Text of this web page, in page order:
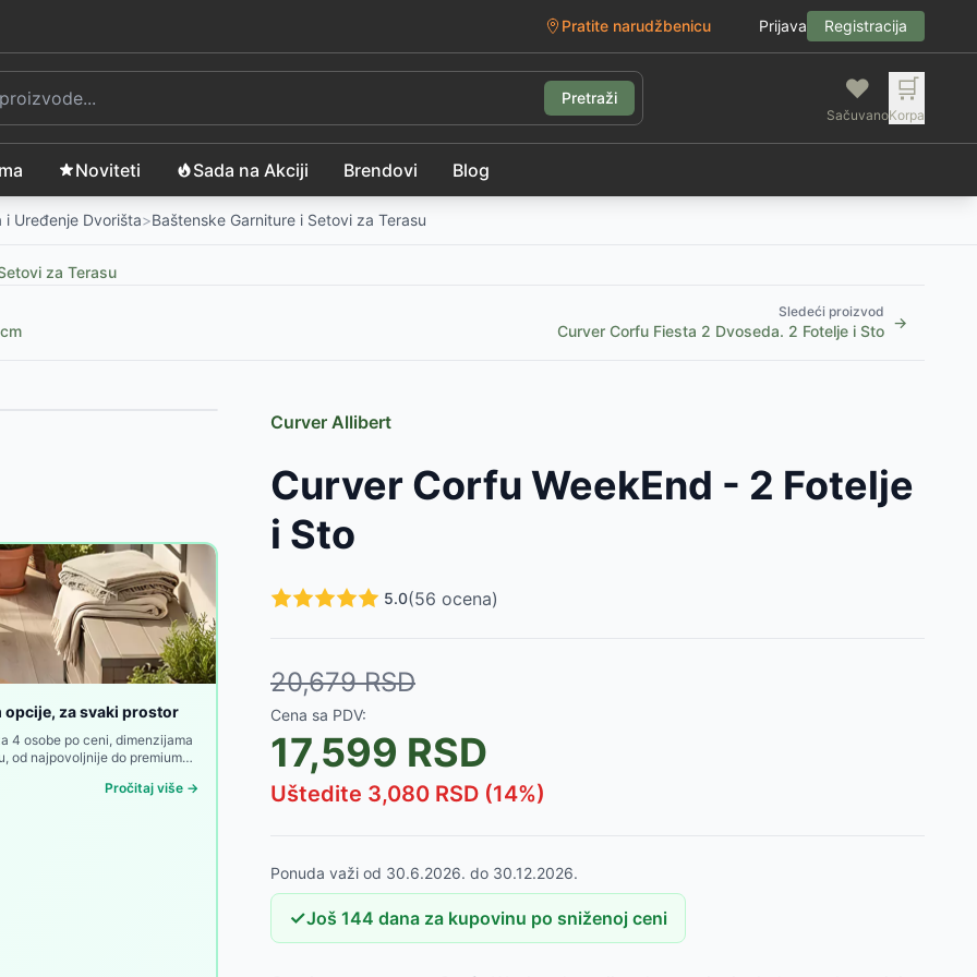
Pratite narudžbenicu Prijava Registracija
Pretraži ❤️
Sačuvano
🛒
Korpa
Noviteti Sada na Akciji Brendovi Blog
i Uređenje Dvorišta>Baštenske Garniture i Setovi za Terasu
za Terasu
Sledeći proizvod
Curver Corfu Fiesta 2 Dvoseda. 2 Fotelje i Sto →
Crna-20700RSD
RSD
RSD
opcije, za svaki prostor
4 osobe po ceni, dimenzijama
od najpovoljnije do premium
Pročitaj više →
Curver Allibert
Curver Corfu WeekEnd - 2 Fotelje
i Sto
5.0(56 ocena)
20,679RSD
Cena sa PDV:
17,599 RSD
Uštedite 3,080 RSD (14%)
Ponuda važi od 30.6.2026. do 30.12.2026.
✓Još 144 dana za kupovinu po sniženoj ceni